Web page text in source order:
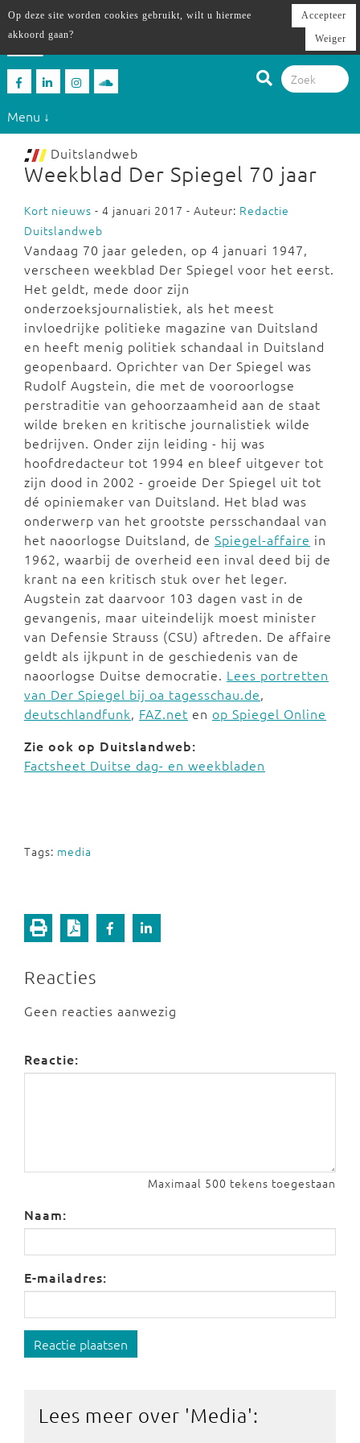
Menu ↓
Duitslandweb
Weekblad Der Spiegel 70 jaar
Kort nieuws - 4 januari 2017 - Auteur: Redactie
Duitslandweb
Vandaag 70 jaar geleden, op 4 januari 1947,
verscheen weekblad Der Spiegel voor het eerst.
Het geldt, mede door zijn
onderzoeksjournalistiek, als het meest
invloedrijke politieke magazine van Duitsland
en heeft menig politiek schandaal in Duitsland
geopenbaard. Oprichter van Der Spiegel was
Rudolf Augstein, die met de vooroorlogse
perstraditie van gehoorzaamheid aan de staat
wilde breken en kritische journalistiek wilde
bedrijven. Onder zijn leiding - hij was
hoofdredacteur tot 1994 en bleef uitgever tot
zijn dood in 2002 - groeide Der Spiegel uit tot
dé opiniemaker van Duitsland. Het blad was
onderwerp van het grootste persschandaal van
het naoorlogse Duitsland, de Spiegel-affaire in
1962, waarbij de overheid een inval deed bij de
krant na een kritisch stuk over het leger.
Augstein zat daarvoor 103 dagen vast in de
gevangenis, maar uiteindelijk moest minister
van Defensie Strauss (CSU) aftreden. De affaire
geldt als ijkpunt in de geschiedenis van de
naoorlogse Duitse democratie. Lees portretten
van Der Spiegel bij oa tagesschau.de,
deutschlandfunk, FAZ.net en op Spiegel Online
Zie ook op Duitslandweb:
Factsheet Duitse dag- en weekbladen
Tags: media
Reacties
Geen reacties aanwezig
Reactie:
Maximaal 500 tekens toegestaan
Naam:
E-mailadres:
Reactie plaatsen
Lees meer over 'Media':
Op deze site worden cookies gebruikt, wilt u hiermee
akkoord gaan?
Accepteer
Weiger